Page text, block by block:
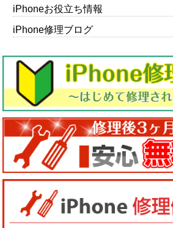
iPhoneお役立ち情報
iPhone修理ブログ